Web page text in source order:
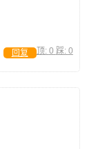
顶: 0 踩: 0
回复